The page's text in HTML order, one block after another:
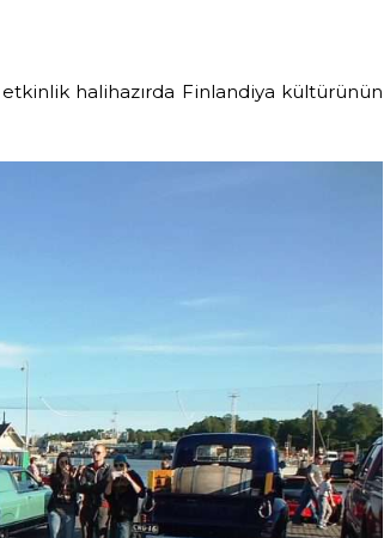
halihazırda Finlandiya kültürünün